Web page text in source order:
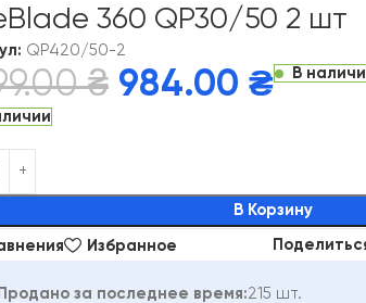
360 QP30/50 2 шт
QP420/50-2
₴ 984.00 ₴ В
В Корзину
Избранное
Продано за последнее время:215 шт.